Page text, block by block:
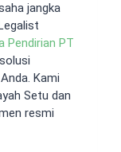
jangka
Pendirian PT
Kami
Setu dan
resmi